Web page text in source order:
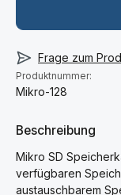
Frage zum
Produktnummer:
Mikro-128
Beschreibung
Mikro SD
verfügbaren
austauschbarem